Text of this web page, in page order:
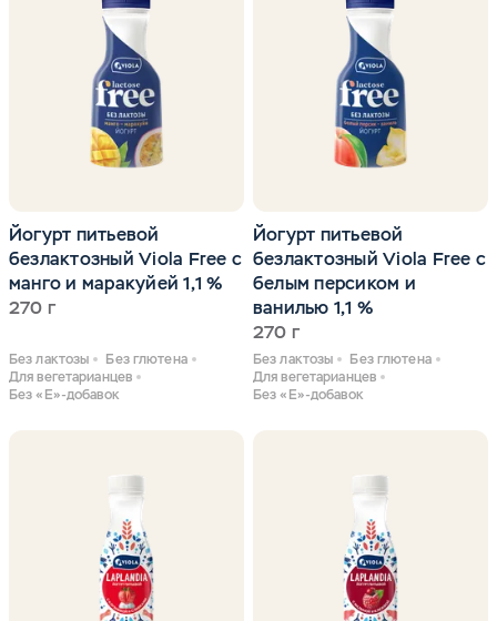
Йогурт питьевой
безлактозный Viola Free с
манго и маракуйей 1,1 %
270 г
Без лактозы
Без глютена
Для вегетарианцев
Без «Е»-добавок
Йогурт питьевой
безлактозный Viola Free с
белым персиком и
ванилью 1,1 %
270 г
Без лактозы
Без глютена
Для вегетарианцев
Без «Е»-добавок